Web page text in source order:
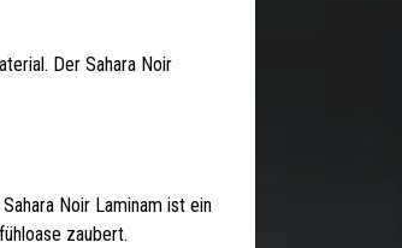
Der Sahara Noir
Noir Laminam ist ein
zaubert.